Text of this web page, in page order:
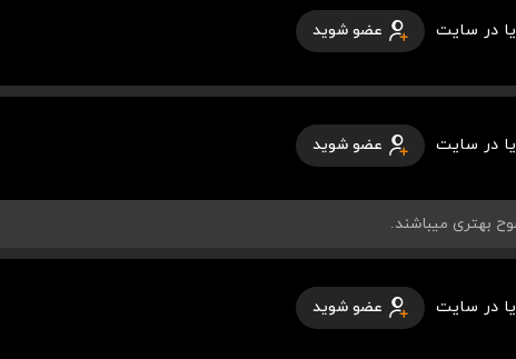
یا در سایت عضو شوید
یا در سایت عضو شوید
یا در سایت عضو شوید